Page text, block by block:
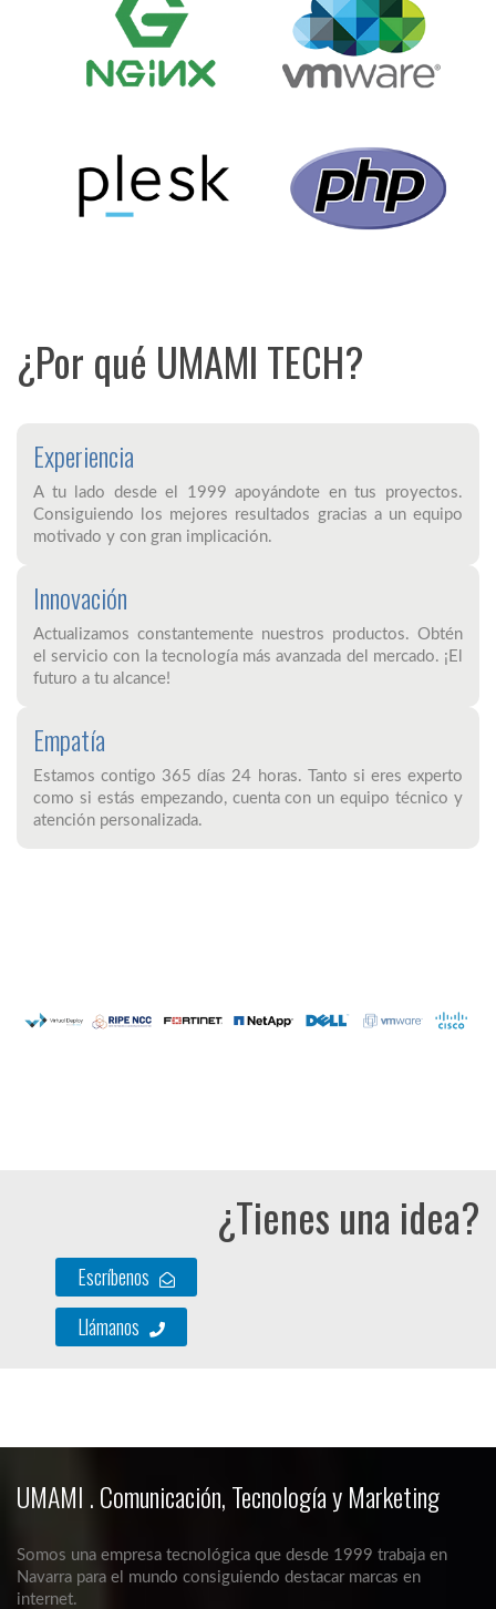
¿Por qué UMAMI TECH?
Experiencia
A tu lado desde el 1999 apoyándote en tus proyectos.
Consiguiendo los mejores resultados gracias a un equipo
motivado y con gran implicación.
Innovación
Actualizamos constantemente nuestros productos. Obtén
el servicio con la tecnología más avanzada del mercado. ¡El
futuro a tu alcance!
Empatía
Estamos contigo 365 días 24 horas. Tanto si eres experto
como si estás empezando, cuenta con un equipo técnico y
atención personalizada.
¿Tienes una idea?
Escríbenos
Llámanos
UMAMI . Comunicación, Tecnología y Marketing
Somos una empresa tecnológica que desde 1999 trabaja en
Navarra para el mundo consiguiendo destacar marcas en
internet.